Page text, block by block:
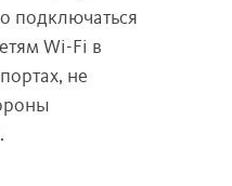
подключаться
Wi-Fi в
не